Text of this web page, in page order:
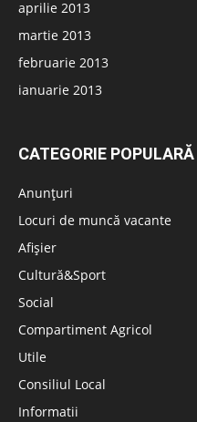
aprilie 2013
martie 2013
februarie 2013
ianuarie 2013
CATEGORIE POPULARĂ
Anunțuri
Locuri de muncă vacante
Afișier
Cultură&Sport
Social
Compartiment Agricol
Utile
Consiliul Local
Informatii